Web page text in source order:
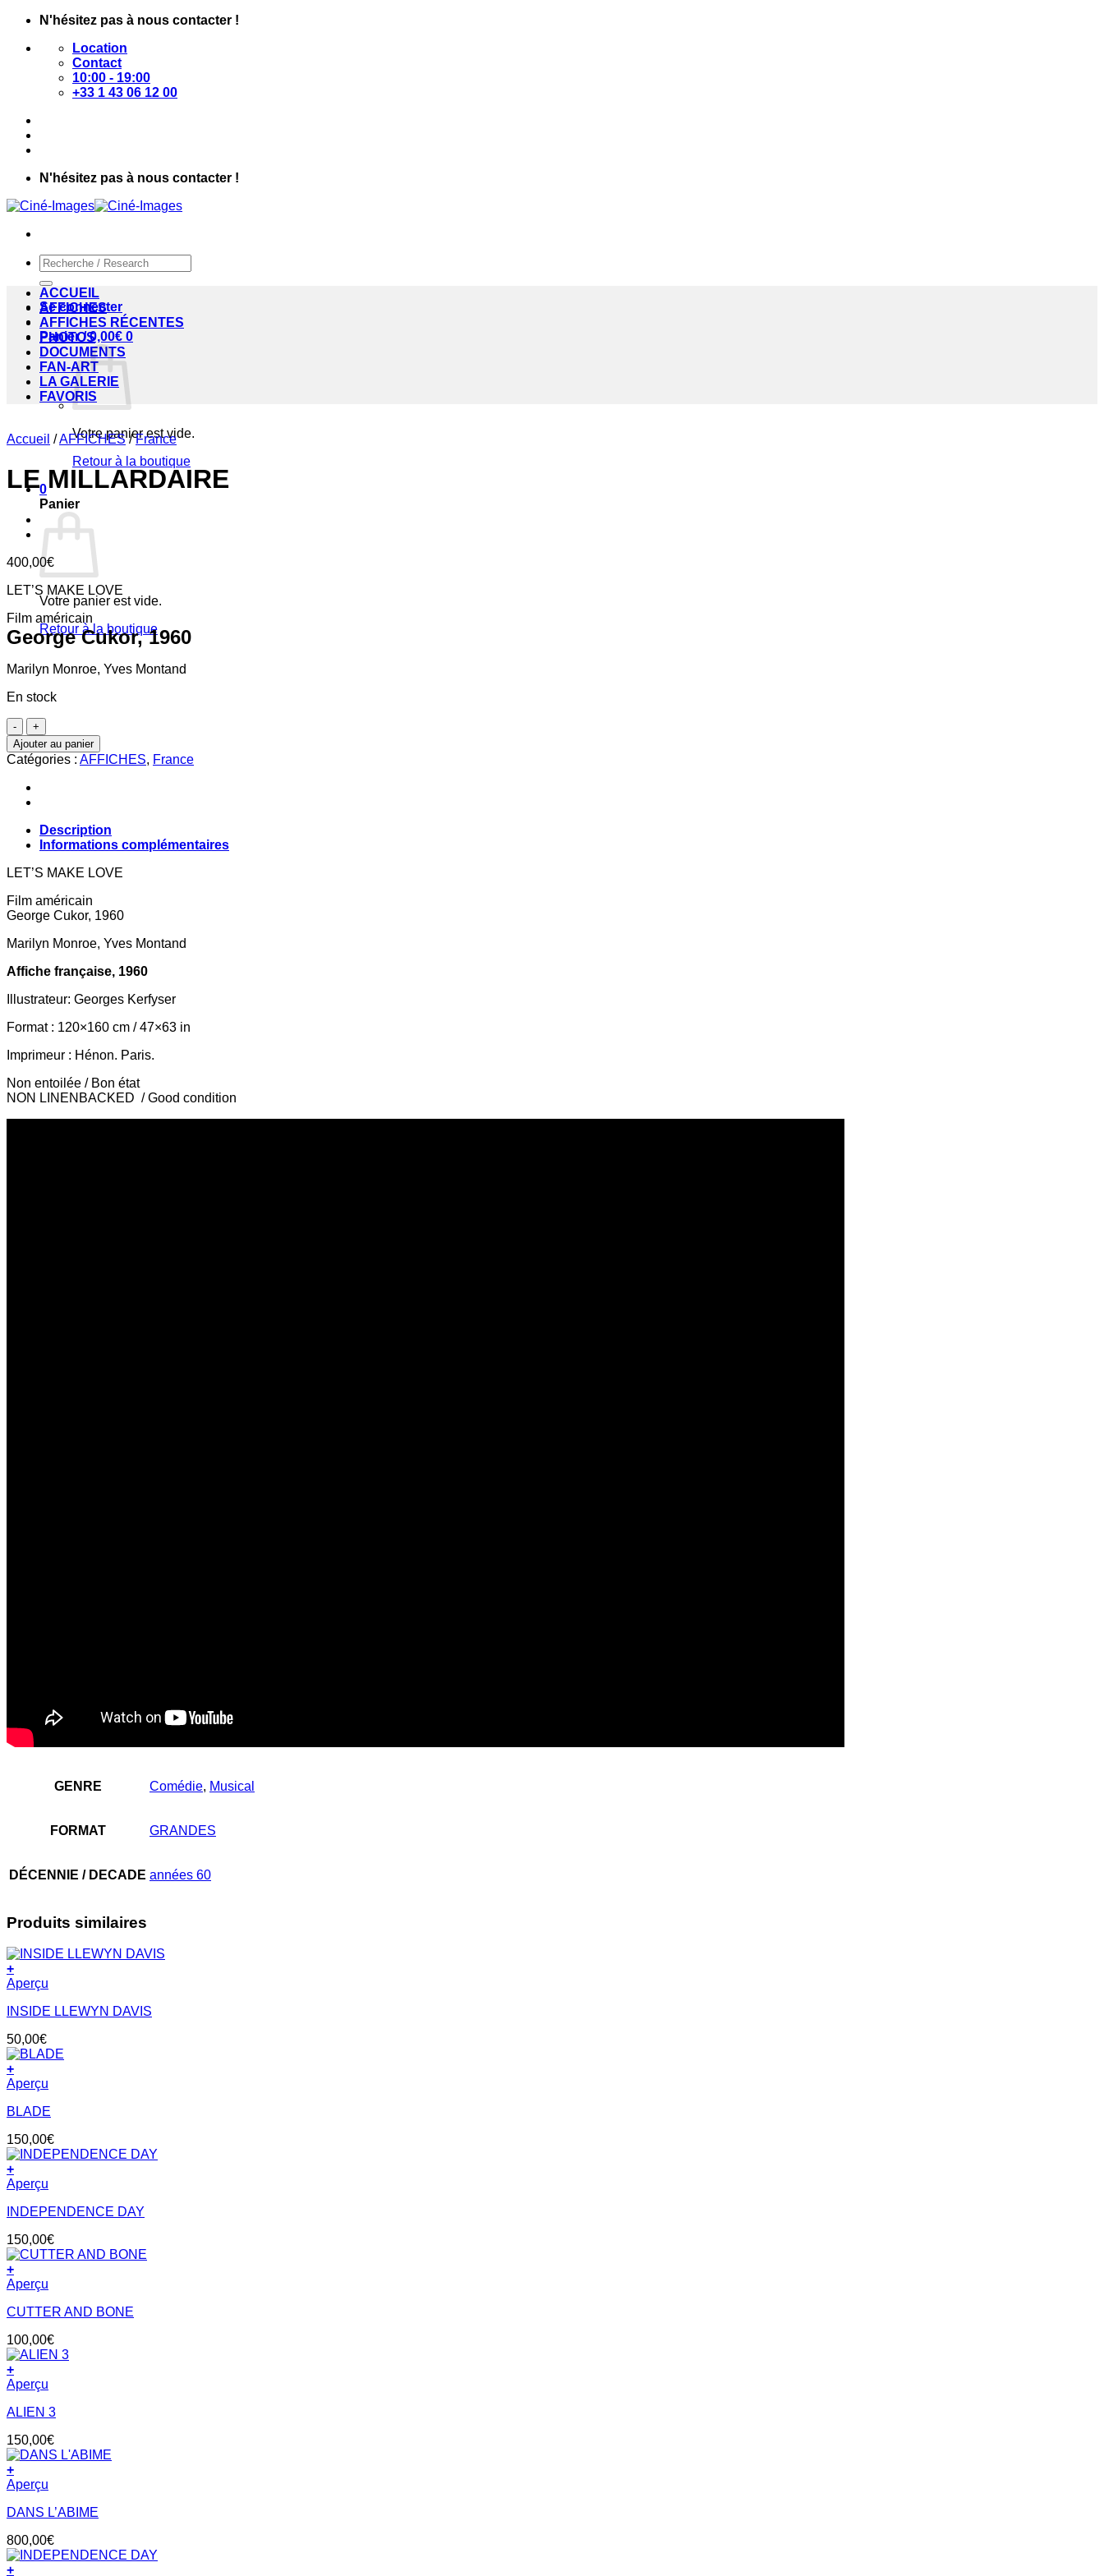
Passer
contenu
N'hésitez pas à nous contacter !
Location
Contact
10:00 - 19:00
+33 1 43 06 12 00
N'hésitez pas à nous contacter !
Recherche
pour :
Se connecter
Panier /0,00€ 0
Votre panier est vide.
Retour à la boutique
0
Panier
Votre panier est vide.
Retour à la boutique
ACCUEIL
AFFICHES
AFFICHES RÉCENTES
PHOTOS
DOCUMENTS
FAN-ART
LA GALERIE
FAVORIS
Accueil /AFFICHES / France
LE MILLARDAIRE
400,00€
LET’S MAKE LOVE
Film américain
George Cukor, 1960
Marilyn Monroe, Yves Montand
En stock
quantité
de
LE
MILLARDAIRE
Ajouter au panier
Catégories : AFFICHES, France
Description
Informations complémentaires
LET’S MAKE LOVE
Film américain
George Cukor, 1960
Marilyn Monroe, Yves Montand
Affiche française, 1960
Illustrateur: Georges Kerfyser
Format : 120×160 cm / 47×63 in
Imprimeur : Hénon. Paris.
Non entoilée / Bon état
NON LINENBACKED / Good condition
GENRE Comédie, Musical
FORMAT GRANDES
DÉCENNIE / DECADE années 60
Produits similaires
+
Aperçu
INSIDE LLEWYN DAVIS
50,00€
+
Aperçu
BLADE
150,00€
+
Aperçu
INDEPENDENCE DAY
150,00€
+
Aperçu
CUTTER AND BONE
100,00€
+
Aperçu
ALIEN 3
150,00€
+
Aperçu
DANS L’ABIME
800,00€
+